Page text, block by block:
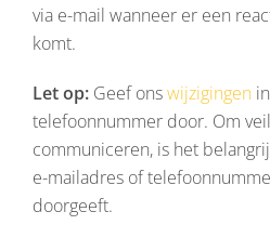
via e-mail wanneer er een
komt.
Let op: Geef onswijzigingen
telefoonnummer door. Om
communiceren, is het
e-mailadres of
doorgeeft.